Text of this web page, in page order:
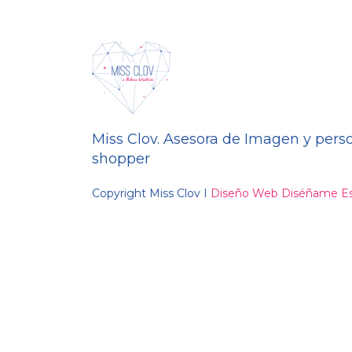
Miss Clov. Asesora de Imagen y
shopper
Copyright Miss Clov I Diseño Web Diséñame